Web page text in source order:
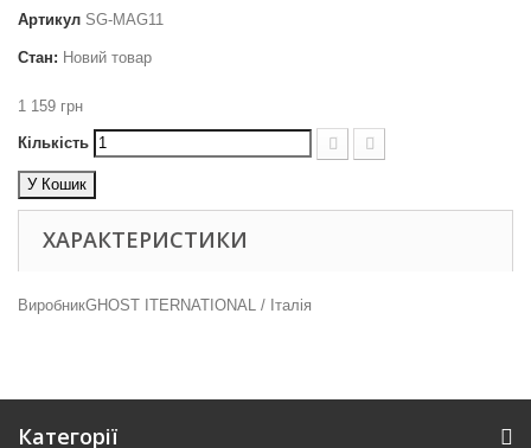
Артикул SG-MAG11
Стан: Новий товар
1 159 грн
Кількість
У Кошик
ХАРАКТЕРИСТИКИ
ВиробникGHOST ITERNATIONAL / Італія
Категорії